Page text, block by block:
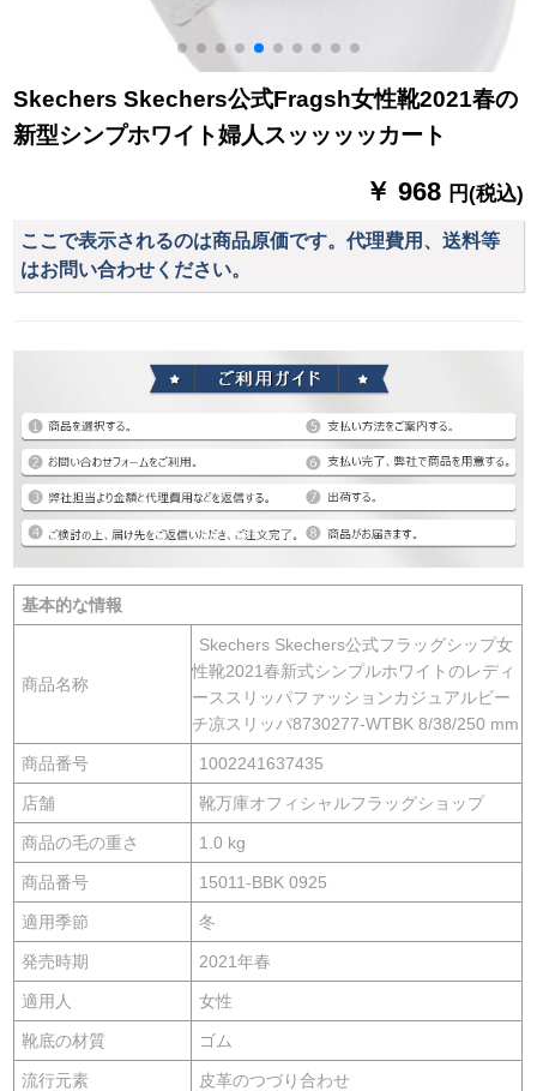
スケースケースケー
Skechers Skechers公式Fragsh女性靴2021春の
新型シンプホワイト婦人スッッッッカート
￥ 968 円(税込)
ここで表示されるのは商品原価です。代理費用、送料等
はお問い合わせください。
基本的な情報
商品名称
Skechers Skechers公式フラッグシップ女
性靴2021春新式シンプルホワイトのレディ
ーススリッパファッションカジュアルビー
チ凉スリッパ8730277-WTBK 8/38/250 mm
商品番号 1002241637435
店舗 靴万庫オフィシャルフラッグショップ
商品の毛の重さ 1.0 kg
商品番号 15011-BBK 0925
適用季節 冬
発売時期 2021年春
適用人 女性
靴底の材質 ゴム
流行元素 皮革のつづり合わせ